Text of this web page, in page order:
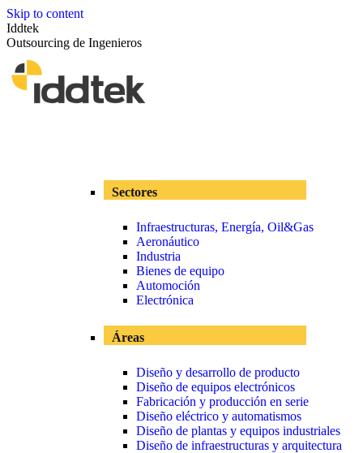
Skip to content
Iddtek
Outsourcing de Ingenieros
Sectores
Infraestructuras, Energía, Oil&Gas
Aeronáutico
Industria
Bienes de equipo
Automoción
Electrónica
Áreas
Diseño y desarrollo de producto
Diseño de equipos electrónicos
Fabricación y producción en serie
Diseño eléctrico y automatismos
Diseño de plantas y equipos industriales
Diseño de infraestructuras y arquitectura